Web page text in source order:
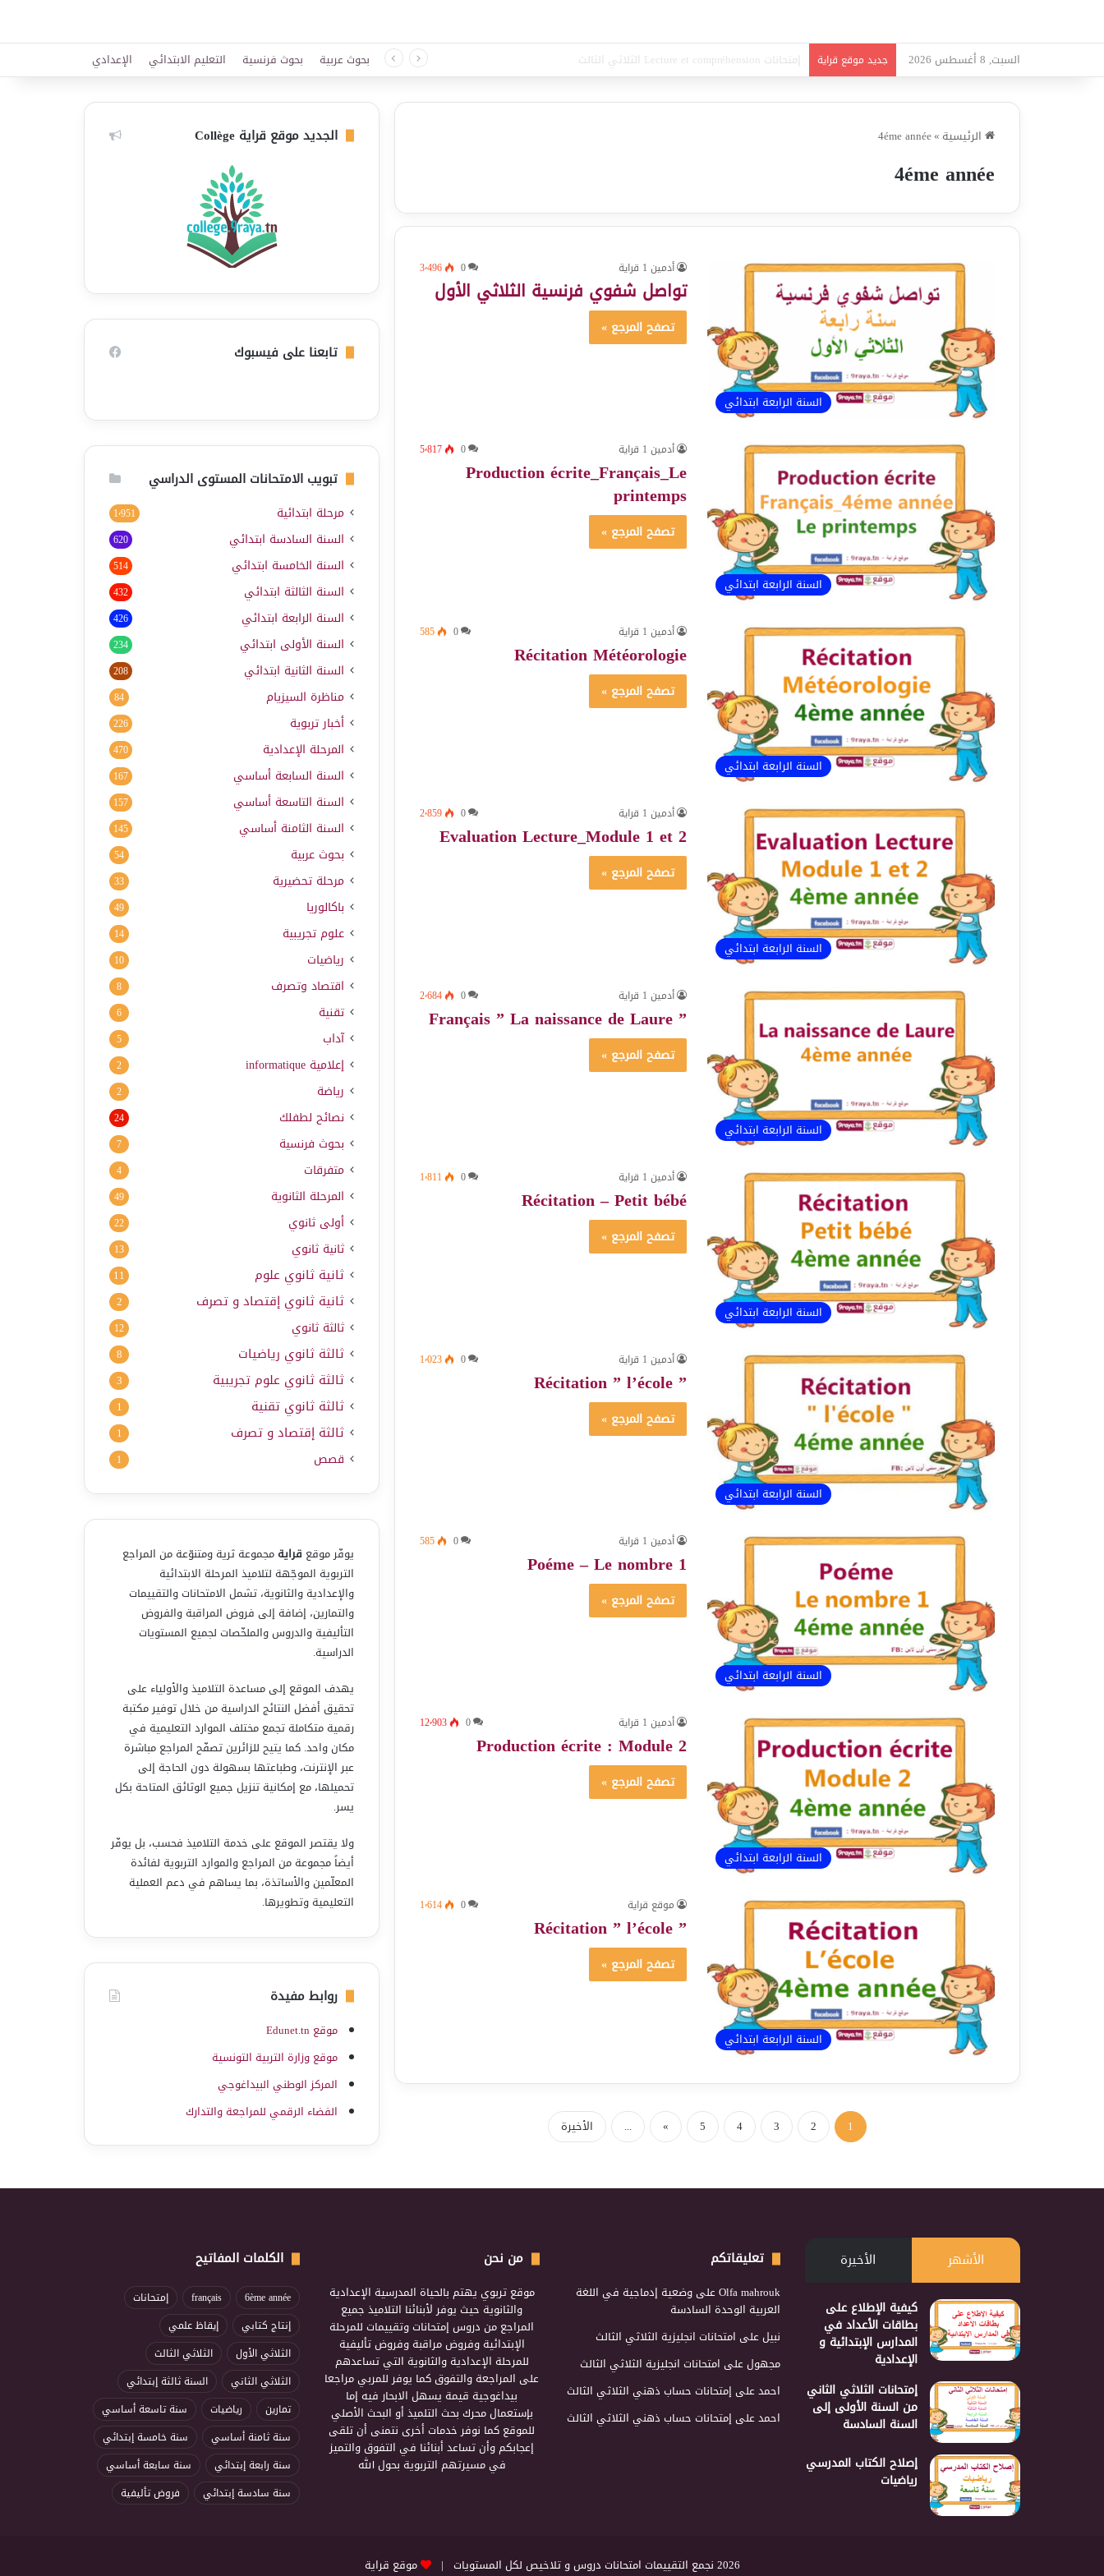
السبت, 8 أغسطس 2026 جديد موقع قراية امتحانات قواعد لغة الثلاثي الثالث بحوث عربية بحوث فرنسية التعليم الابتدائي الإعدادي
الرئيسية »
4éme année
4éme année
السنة الرابعة ابتدائي
أدمين 1 قراية 0 3٬496
تواصل شفوي فرنسية الثلاثي الأول
تصفح المرجع »
السنة الرابعة ابتدائي
أدمين 1 قراية 0 5٬817
Production écrite_Français_Le
printemps
تصفح المرجع »
السنة الرابعة ابتدائي
أدمين 1 قراية 0
585
Récitation Météorologie
تصفح المرجع »
السنة الرابعة ابتدائي
أدمين 1 قراية 0 2٬859
Evaluation Lecture_Module 1 et 2
تصفح المرجع »
السنة الرابعة ابتدائي
أدمين 1 قراية 0 2٬684
” Français ” La naissance de Laure
تصفح المرجع »
السنة الرابعة ابتدائي
أدمين 1 قراية 0 1٬811
Récitation – Petit bébé
تصفح المرجع »
السنة الرابعة ابتدائي
أدمين 1 قراية 0 1٬023
” Récitation ” l’école
تصفح المرجع »
السنة الرابعة ابتدائي
أدمين 1 قراية 0
585
Poéme – Le nombre 1
تصفح المرجع »
السنة الرابعة ابتدائي
أدمين 1 قراية 0 12٬903
Production écrite : Module 2
تصفح المرجع »
السنة الرابعة ابتدائي
موقع قراية 0 1٬614
” Récitation ” l’école
تصفح المرجع »
1
2
3
4
5
»
... الأخيرة
الجديد موقع قراية Collège
تابعنا على فيسبوك
تبويب الامتحانات المستوى الدراسي
مرحلة ابتدائية 1٬951
السنة السادسة ابتدائي 620
السنة الخامسة ابتدائي 514
السنة الثالثة ابتدائي 432
السنة الرابعة ابتدائي 426
السنة الأولى ابتدائي 234
السنة الثانية ابتدائي 208
مناظرة السيزيام 84
أخبار تربوية 226
المرحلة الإعدادية 470
السنة السابعة أساسي 167
السنة التاسعة أساسي 157
السنة الثامنة أساسي 145
بحوث عربية 54
مرحلة تحضيرية 33
باكالوريا 49
علوم تجريبية 14
رياضيات 10
اقتصاد وتصرف 8
تقنية 6
آداب 5
إعلامية informatique
2
رياضة 2
نصائح لطفلك 24
بحوث فرنسية 7
متفرقات 4
المرحلة الثانوية 49
أولى ثانوي 22
ثانية ثانوي 13
ثانية ثانوي علوم 11
ثانية ثانوي إقتصاد و تصرف 2
ثالثة ثانوي 12
ثالثة ثانوي رياضيات 8
ثالثة ثانوي علوم تجريبية 3
ثالثة ثانوي تقنية 1
ثالثة إقتصاد و تصرف 1
قصص 1
يوفّر موقع قرايةمجموعة ثرية ومتنوّعة من المراجع
التربوية الموجّهة لتلاميذ المرحلة الابتدائية
والإعدادية والثانوية، تشمل الامتحانات والتقييمات
والتمارين، إضافة إلى فروض المراقبة والفروض
التأليفية والدروس والملخّصات لجميع المستويات
الدراسية.
يهدف الموقع إلى مساعدة التلاميذ والأولياء على
تحقيق أفضل النتائج الدراسية من خلال توفير مكتبة
رقمية متكاملة تجمع مختلف الموارد التعليمية في
مكان واحد. كما يتيح للزائرين تصفّح المراجع مباشرة
عبر الإنترنت، وطباعتها بسهولة دون الحاجة إلى
تحميلها، مع إمكانية تنزيل جميع الوثائق المتاحة بكل
يسر.
ولا يقتصر الموقع على خدمة التلاميذ فحسب، بل يوفّر
أيضاً مجموعة من المراجع والموارد التربوية لفائدة
المعلّمين والأساتذة، بما يساهم في دعم العملية
التعليمية وتطويرها.
روابط مفيدة
موقع Edunet.tn
موقع وزارة التربية التونسية
المركز الوطني البيداغوجي
الفضاء الرقمي للمراجعة والتدارك
الأشهر الأخيرة
كيفية الإطلاع على
بطاقات الأعداد في
المدارس الإبتدائية و
الإعدادية
إمتحانات الثلاثي الثاني
من السنة الأولى إلى
السنة السادسة
إصلاح الكتاب المدرسي
رياضيات
تعليقاتكم
Olfa mahroukعلىوضعية إدماجية في اللغة
العربية الوحدة السادسة
نبيلعلى امتحانات انجليزية الثلاثي الثالث
مجهولعلى امتحانات انجليزية الثلاثي الثالث
احمدعلىإمتحانات حساب ذهني الثلاثي الثالث
احمدعلىإمتحانات حساب ذهني الثلاثي الثالث
من نحن
موقع تربوي يهتم بالحياة المدرسية الإعدادية
والثانوية حيث يوفر لأبنائنا التلاميذ جميع
المراجع من دروس إمتحانات وتقييمات للمرحلة
الإبتدائية وفروض مراقبة وفروض تأليفية
للمرحلة الإعدادية والثانوية التي تساعدهم
على المراجعة والتفوق كما يوفر للمربي مراجعا
بيداغوجية قيمة يسهل الابحار فيه إما
بإستعمال محرك بحث التلميذ أو البحث الأصلي
للموقع كما نوفر خدمات أخرى نتمنى أن تلقى
إعجابكم وأن تساعد أبنائنا في التفوق والتميز
في مسيرتهم التربوية بحول الله
الكلمات المفاتيح
6ème année
français
إمتحانات
إنتاج كتابي
إيقاظ علمي
الثلاثي الأول
الثلاثي الثالث
الثلاثي الثاني
السنة ثالثة إبتدائي
تمارين
رياضيات
سنة تاسعة أساسي
سنة ثامنة أساسي
سنة خامسة إبتدائي
سنة رابعة إبتدائي
سنة سابعة أساسي
سنة سادسة إبتدائي
فروض تأليفية
2026 نجمع التقييمات امتحانات دروس و تلاخيص لكل المستويات | موقع قراية